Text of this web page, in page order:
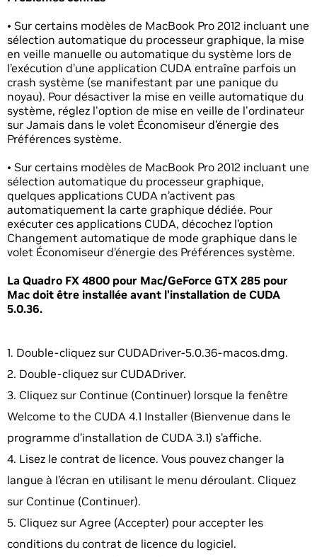
• Sur certains modèles de MacBook Pro 2012 incluant une
sélection automatique du processeur graphique, la mise
en veille manuelle ou automatique du système lors de
l’exécution d’une application CUDA entraîne parfois un
crash système (se manifestant par une panique du
noyau). Pour désactiver la mise en veille automatique du
système, réglez l'option de mise en veille de l'ordinateur
sur Jamais dans le volet Économiseur d’énergie des
Préférences système.
• Sur certains modèles de MacBook Pro 2012 incluant une
sélection automatique du processeur graphique,
quelques applications CUDA n’activent pas
automatiquement la carte graphique dédiée. Pour
exécuter ces applications CUDA, décochez l’option
Changement automatique de mode graphique dans le
volet Économiseur d’énergie des Préférences système.
La Quadro FX 4800 pour Mac/GeForce GTX 285 pour
Mac doit être installée avant l’installation de CUDA
5.0.36.
Double-cliquez sur CUDADriver-5.0.36-macos.dmg.
Double-cliquez sur CUDADriver.
Cliquez sur Continue (Continuer) lorsque la fenêtre
Welcome to the CUDA 4.1 Installer (Bienvenue dans le
programme d’installation de CUDA 3.1) s’affiche.
Lisez le contrat de licence. Vous pouvez changer la
langue à l’écran en utilisant le menu déroulant. Cliquez
sur Continue (Continuer).
Cliquez sur Agree (Accepter) pour accepter les
conditions du contrat de licence du logiciel.